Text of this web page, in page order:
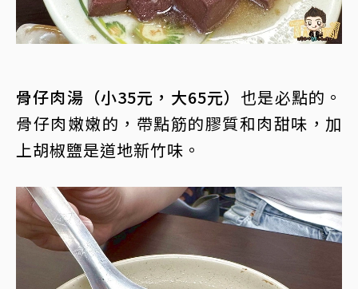
骨仔肉湯（小35元，大65元） 也是必點的。
骨仔肉嫩嫩的，帶點筋的膠質和肉甜味，加
上胡椒鹽是道地新竹味。